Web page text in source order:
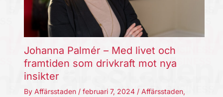
Johanna Palmér – Med livet och
framtiden som drivkraft mot nya
insikter
By Affärsstaden / februari 7, 2024 / Affärsstaden,